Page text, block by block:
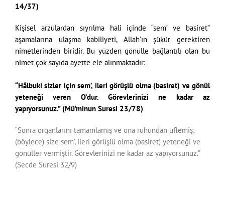
14/37)
Kişisel arzulardan sıyrılma hali içinde “sem’ ve basiret”
aşamalarına ulaşma kabiliyeti, Allah’ın şükür gerektiren
nimetlerinden biridir. Bu yüzden gönülle bağlantılı olan bu
nimet çok sayıda ayette ele alınmaktadır:
“Hâlbuki sizler için sem’, ileri görüşlü olma (basiret) ve gönül
yeteneği veren O’dur. Görevlerinizi ne kadar az
yapıyorsunuz.” (Mü’minun Suresi 23/78)
“Sonra organlarını tamamlamış ve ona ruhundan üflemiş;
(böylece) size sem’, ileri görüşlü olma (basiret) yeteneği ve
gönüller vermiştir. Görevlerinizi ne kadar az yapıyorsunuz.”
(Secde Suresi 32/9)